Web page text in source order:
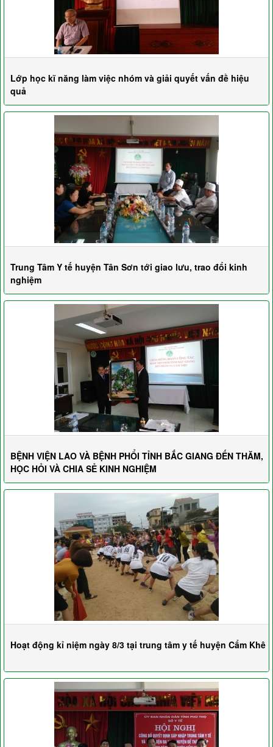
Lớp học kĩ năng làm việc nhóm và giải quyết vấn đề hiệu
quả
Trung Tâm Y tế huyện Tân Sơn tới giao lưu, trao đổi kinh
nghiệm
BỆNH VIỆN LAO VÀ BỆNH PHỔI TỈNH BẮC GIANG ĐẾN THĂM,
HỌC HỎI VÀ CHIA SẺ KINH NGHIỆM
Hoạt động kỉ niệm ngày 8/3 tại trung tâm y tế huyện Cẩm Khê